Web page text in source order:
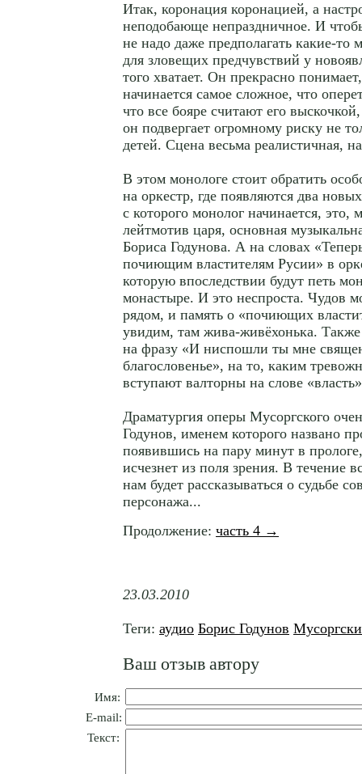
Итак, коронация коронацией, а
неподобающе непраздничное. И
не надо даже предполагать какие-то
для зловещих предчувствий у
того хватает. Он прекрасно
начинается самое сложное, что
что все бояре считают его
он подвергает огромному риску не
детей. Сцена весьма реалистичная,
В этом монологе стоит обратить
на оркестр, где появляются два
с которого монолог начинается, это,
лейтмотив царя, основная
Бориса Годунова. А на словах
почиющим властителям Русии» в
которую впоследствии будут петь
монастыре. И это неспроста. Чудов
рядом, и память о «почиющих
увидим, там жива-живёхонька.
на фразу «И ниспошли ты мне
благословенье», на то, каким
вступают валторны на слове
Драматургия оперы Мусоргского
Годунов, именем которого названо
появившись на пару минут в
исчезнет из поля зрения. В течение
нам будет рассказываться о судьбе
персонажа...
Продолжение: часть 4 →
23.03.2010
Теги: аудио Борис Годунов
Ваш отзыв автору
Имя:
E-mail:
Текст: